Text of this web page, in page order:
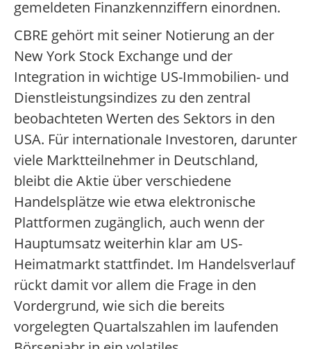
gemeldeten Finanzkennziffern einordnen.
CBRE gehört mit seiner Notierung an der
New York Stock Exchange und der
Integration in wichtige US-Immobilien- und
Dienstleistungsindizes zu den zentral
beobachteten Werten des Sektors in den
USA. Für internationale Investoren, darunter
viele Marktteilnehmer in Deutschland,
bleibt die Aktie über verschiedene
Handelsplätze wie etwa elektronische
Plattformen zugänglich, auch wenn der
Hauptumsatz weiterhin klar am US-
Heimatmarkt stattfindet. Im Handelsverlauf
rückt damit vor allem die Frage in den
Vordergrund, wie sich die bereits
vorgelegten Quartalszahlen im laufenden